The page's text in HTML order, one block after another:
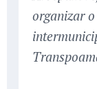
organizar